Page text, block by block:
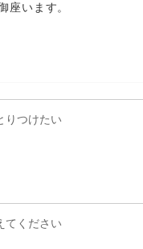
座います。
りつけたい
てください